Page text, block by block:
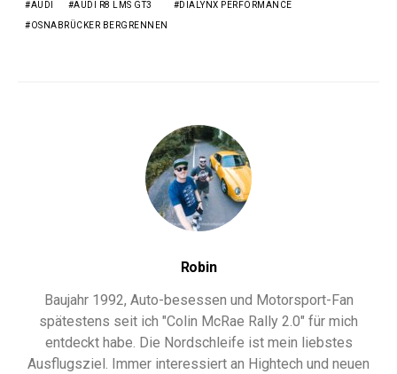
AUDI AUDI R8 LMS GT3 DIALYNX PERFORMANCE
OSNABRÜCKER BERGRENNEN
Robin
Baujahr 1992, Auto-besessen und Motorsport-Fan
spätestens seit ich "Colin McRae Rally 2.0" für mich
entdeckt habe. Die Nordschleife ist mein liebstes
Ausflugsziel. Immer interessiert an Hightech und neuen